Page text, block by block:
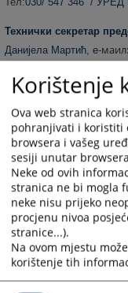
Технички секретар
Данијела Мартић, е-
030/ 547 350 / УРЕД
Шеф регистра
Нина Сулејманпашић,
Тел:547 341/ УРЕД
Писарница Регистра/
Тел/фаx:030/ 547 336
Селма Зјајо-Прачалић,е-
Изета Реџић, е-маил:
Korištenje
Ova web stranica
pohranjivati i koristiti
browsera i vašeg
sesiji unutar
Neke od ovih
stranica ne bi mogla
neke nisu prijeko
procjenu nivoa
stranice...).
Na ovom mjestu
korištenje tih